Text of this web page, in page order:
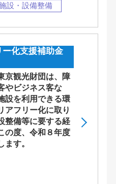
設・設備整備
化支援補助金
京観光財団は、障
やビジネス客な
設を利用できる環
アフリー化に取り
整備等に要する経
の度、令和８年度
す。